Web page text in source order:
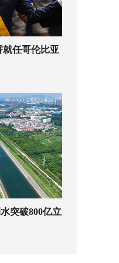
任哥伦比亚
突破800亿立